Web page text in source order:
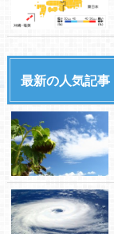
最新の人気記事